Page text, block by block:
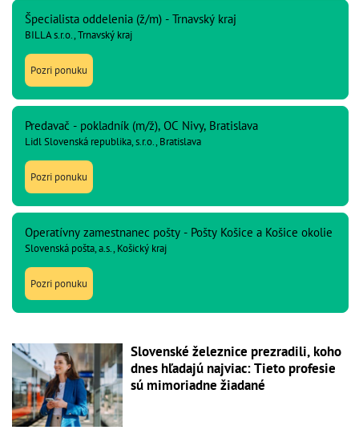
Špecialista oddelenia (ž/m) - Trnavský kraj
BILLA s.r.o., Trnavský kraj
Pozri ponuku
Predavač - pokladník (m/ž), OC Nivy, Bratislava
Lidl Slovenská republika, s.r.o., Bratislava
Pozri ponuku
Operatívny zamestnanec pošty - Pošty Košice a Košice okolie
Slovenská pošta, a.s., Košický kraj
Pozri ponuku
Slovenské železnice prezradili, koho
dnes hľadajú najviac: Tieto profesie
sú mimoriadne žiadané